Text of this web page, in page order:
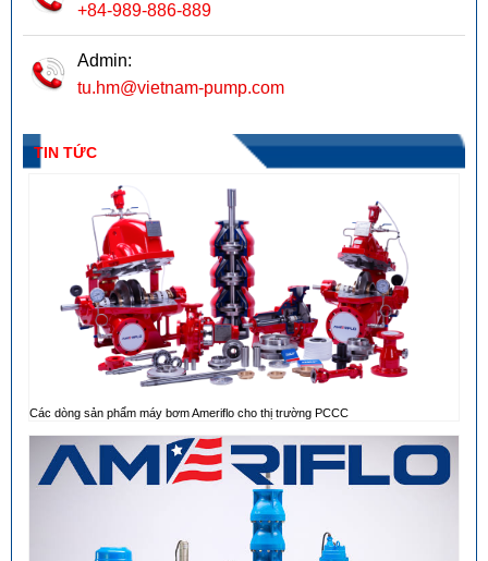
+84-989-886-889
Admin:
tu.hm@vietnam-pump.com
TIN TỨC
Các dòng sản phẩm máy bơm Ameriflo cho thị trường PCCC